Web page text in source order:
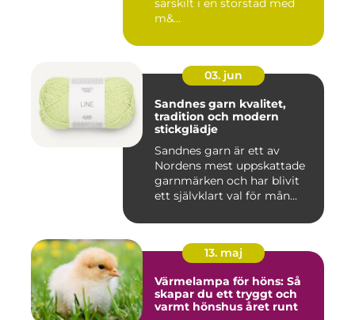
särskilt i en storstad med
m&...
03. jun
Sandnes garn kvalitet,
tradition och modern
stickglädje
Sandnes garn är ett av
Nordens mest uppskattade
garnmärken och har blivit
ett självklart val för mån...
13. maj
Värmelampa för höns: Så
skapar du ett tryggt och
varmt hönshus året runt